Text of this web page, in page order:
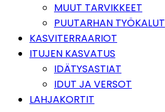
MUUT TARVIKKEET
PUUTARHAN TYÖKALUT
KASVITERRAARIOT
ITUJEN KASVATUS
IDÄTYSASTIAT
IDUT JA VERSOT
LAHJAKORTIT